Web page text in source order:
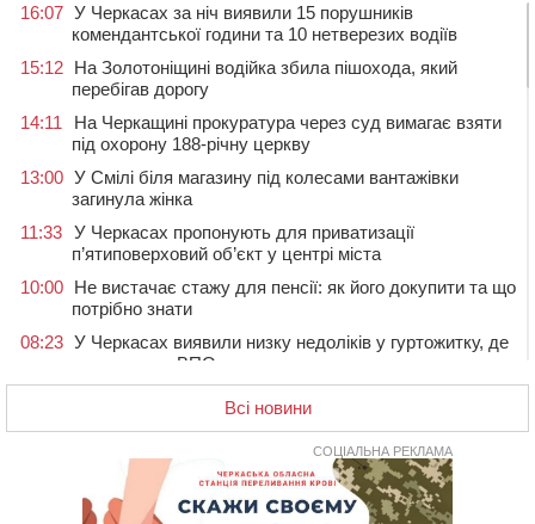
16:07 У Черкасах за ніч виявили 15 порушників
комендантської години та 10 нетверезих водіїв
15:12 На Золотоніщині водійка збила пішохода, який
перебігав дорогу
14:11
На Черкащині прокуратура через суд вимагає взяти
під охорону 188-річну церкву
13:00 У Смілі біля магазину під колесами вантажівки
загинула жінка
11:33 У Черкасах пропонують для приватизації
п’ятиповерховий об’єкт у центрі міста
10:00 Не вистачає стажу для пенсії: як його докупити та що
потрібно знати
08:23 У Черкасах виявили низку недоліків у гуртожитку, де
проживають ВПО
07 СЕРПНЯ 2026, П'ЯТНИЦЯ
20:55
На Черкащині врятували рідкісного чорного грифа
Черкаси виділять близько 20 млн грн на роботу
ліцею “Перспектива” до кінця року
Всі новини
СОЦІАЛЬНА РЕКЛАМА